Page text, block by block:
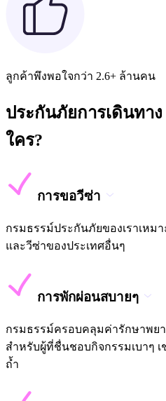
ลูกค้าพึงพอใจกว่า 2.6+ ล้านคน
ประกันภัยการเดินทา
ใคร?
การขอวีซ่า
กรมธรรม์ประกันภัยของเราเหม
และวีซ่าของประเทศอื่นๆ
การพักผ่อนสบายๆ
กรมธรรม์ครอบคลุมค่ารักษาพย
สำหรับผู้ที่ชื่นชอบกิจกรรมเบาๆ
ถ้ำ